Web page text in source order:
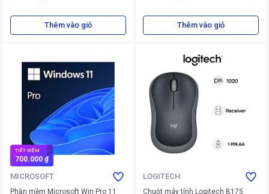
Thêm vào giỏ Thêm vào giỏ
TIẾT KIỆM
700.000 ₫
MICROSOFT
Phần mềm Microsoft Win Pro 11
LOGITECH
Chuột máy tính Logitech B175